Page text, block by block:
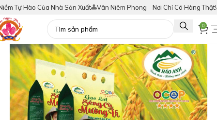
Của Nhà Sản Xuất Vân Niêm Phong - Nơi Chỉ Có Hàng Thật! Tích
0